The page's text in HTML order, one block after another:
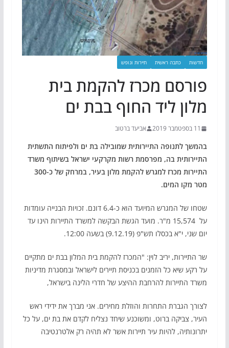
חדשות כתבה ראשית תיירות ונופש
פורסם מכרז להקמת בית
מלון ליד החוף בבת ים
11 בספטמבר 2019 אביעד ברטוב
בהמשך לתנופה התיירותית שמובילה בת ים ולפיתוח התשתית
התיירותית בה, מפרסמת רשות מקרקעי ישראל בשיתוף משרד
התיירות מכרז למגרש להקמת מלון בעיר, במרחק של כ-300
מטר מקו המים.
שטחו של המגרש המיועד הוא כ-6.4 דונם. זכויות הבנייה עומדות
על 15,574 מ"ר. מועד הגשת הבקשה למשרד התיירות הינו עד
יום שני, י"א בכסלו תש"פ (9.12.19) בשעה 12:00.
שר התיירות, יריב לוין: "המכרז להקמת בית המלון בבת ים מתקיים
על רקע שיא כל הזמנים בכניסת תיירים לישראל ובמסגרת מדיניות
משרד התיירות להרחבת ההיצע של חדרי הלינה בישראל,
לצורך הגברת התחרות והוזלת מחירים. אני מברך את ידידי ראש
העיר, צביקה ברוט, ומשוכנע שיחד נצליח לקדם את בת ים, על כל
יתרונותיה, להיות עיר תיירות אשר לא תהיה רק אלטרנטיבה